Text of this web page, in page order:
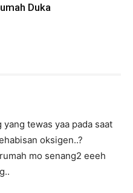
Duka
yang tewas yaa pada saat
oksigen..?
mo senang2 eeeh